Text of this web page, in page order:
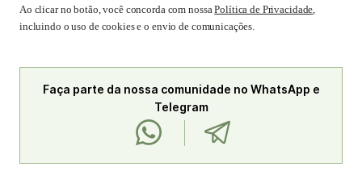
Ao clicar no botão, você concorda com nossaPolítica de Privacidade,
incluindo o uso de cookies e o envio de comunicações.
Faça parte da nossa comunidade no WhatsApp e
Telegram